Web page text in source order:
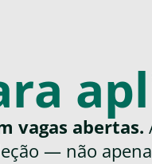
vagas abertas.
— não